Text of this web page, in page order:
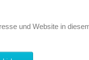
und Website in